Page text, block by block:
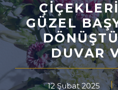
GÜZEL
DUVAR
12 Şubat 2025